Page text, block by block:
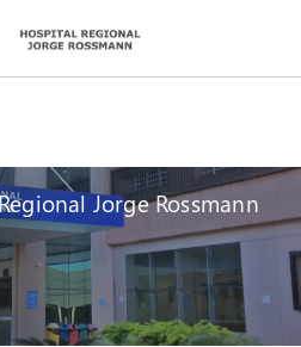
Jorge Rossmann